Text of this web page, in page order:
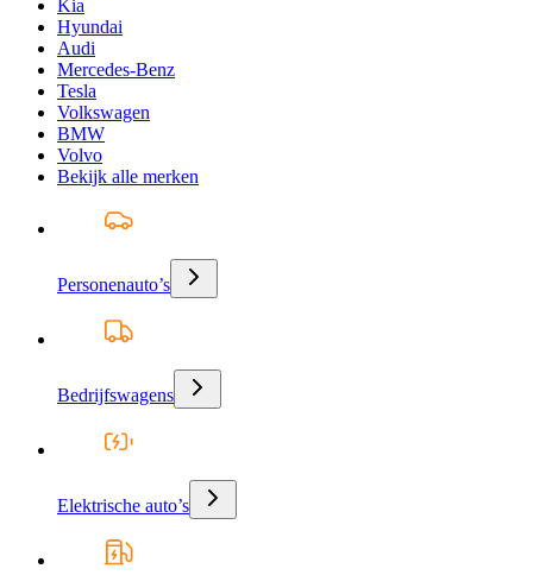
Kia
Hyundai
Audi
Mercedes-Benz
Tesla
Volkswagen
BMW
Volvo
Bekijk alle merken
Personenauto’s
Bedrijfswagens
Elektrische auto’s